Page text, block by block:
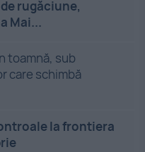
rugăciune,
Mai...
toamnă, sub
care schimbă
la frontiera